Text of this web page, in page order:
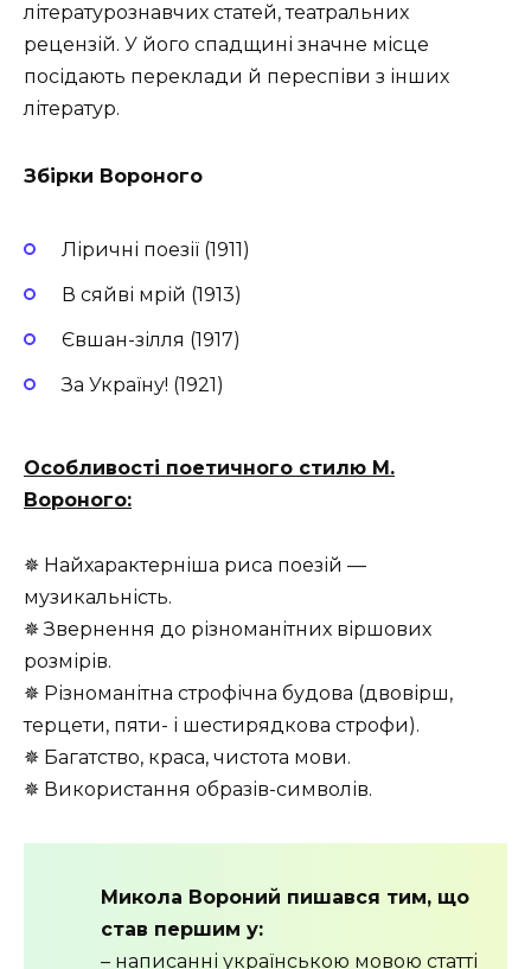
літературознавчих статей, театральних
рецензій. У його спадщині значне місце
посідають переклади й переспіви з інших
літератур.
Збірки Вороного
Ліричні поезії (1911)
В сяйві мрій (1913)
Євшан-зілля (1917)
За Україну! (1921)
Особливості поетичного стилю М.
Вороного:
✵ Найхарактерніша риса поезій —
музикальність.
✵ Звернення до різноманітних віршових
розмірів.
✵ Різноманітна строфічна будова (двовірш,
терцети, пяти- і шестирядкова строфи).
✵ Багатство, краса, чистота мови.
✵ Використання образів-символів.
Микола Вороний пишався тим, що
став першим у:
– написанні українською мовою статті